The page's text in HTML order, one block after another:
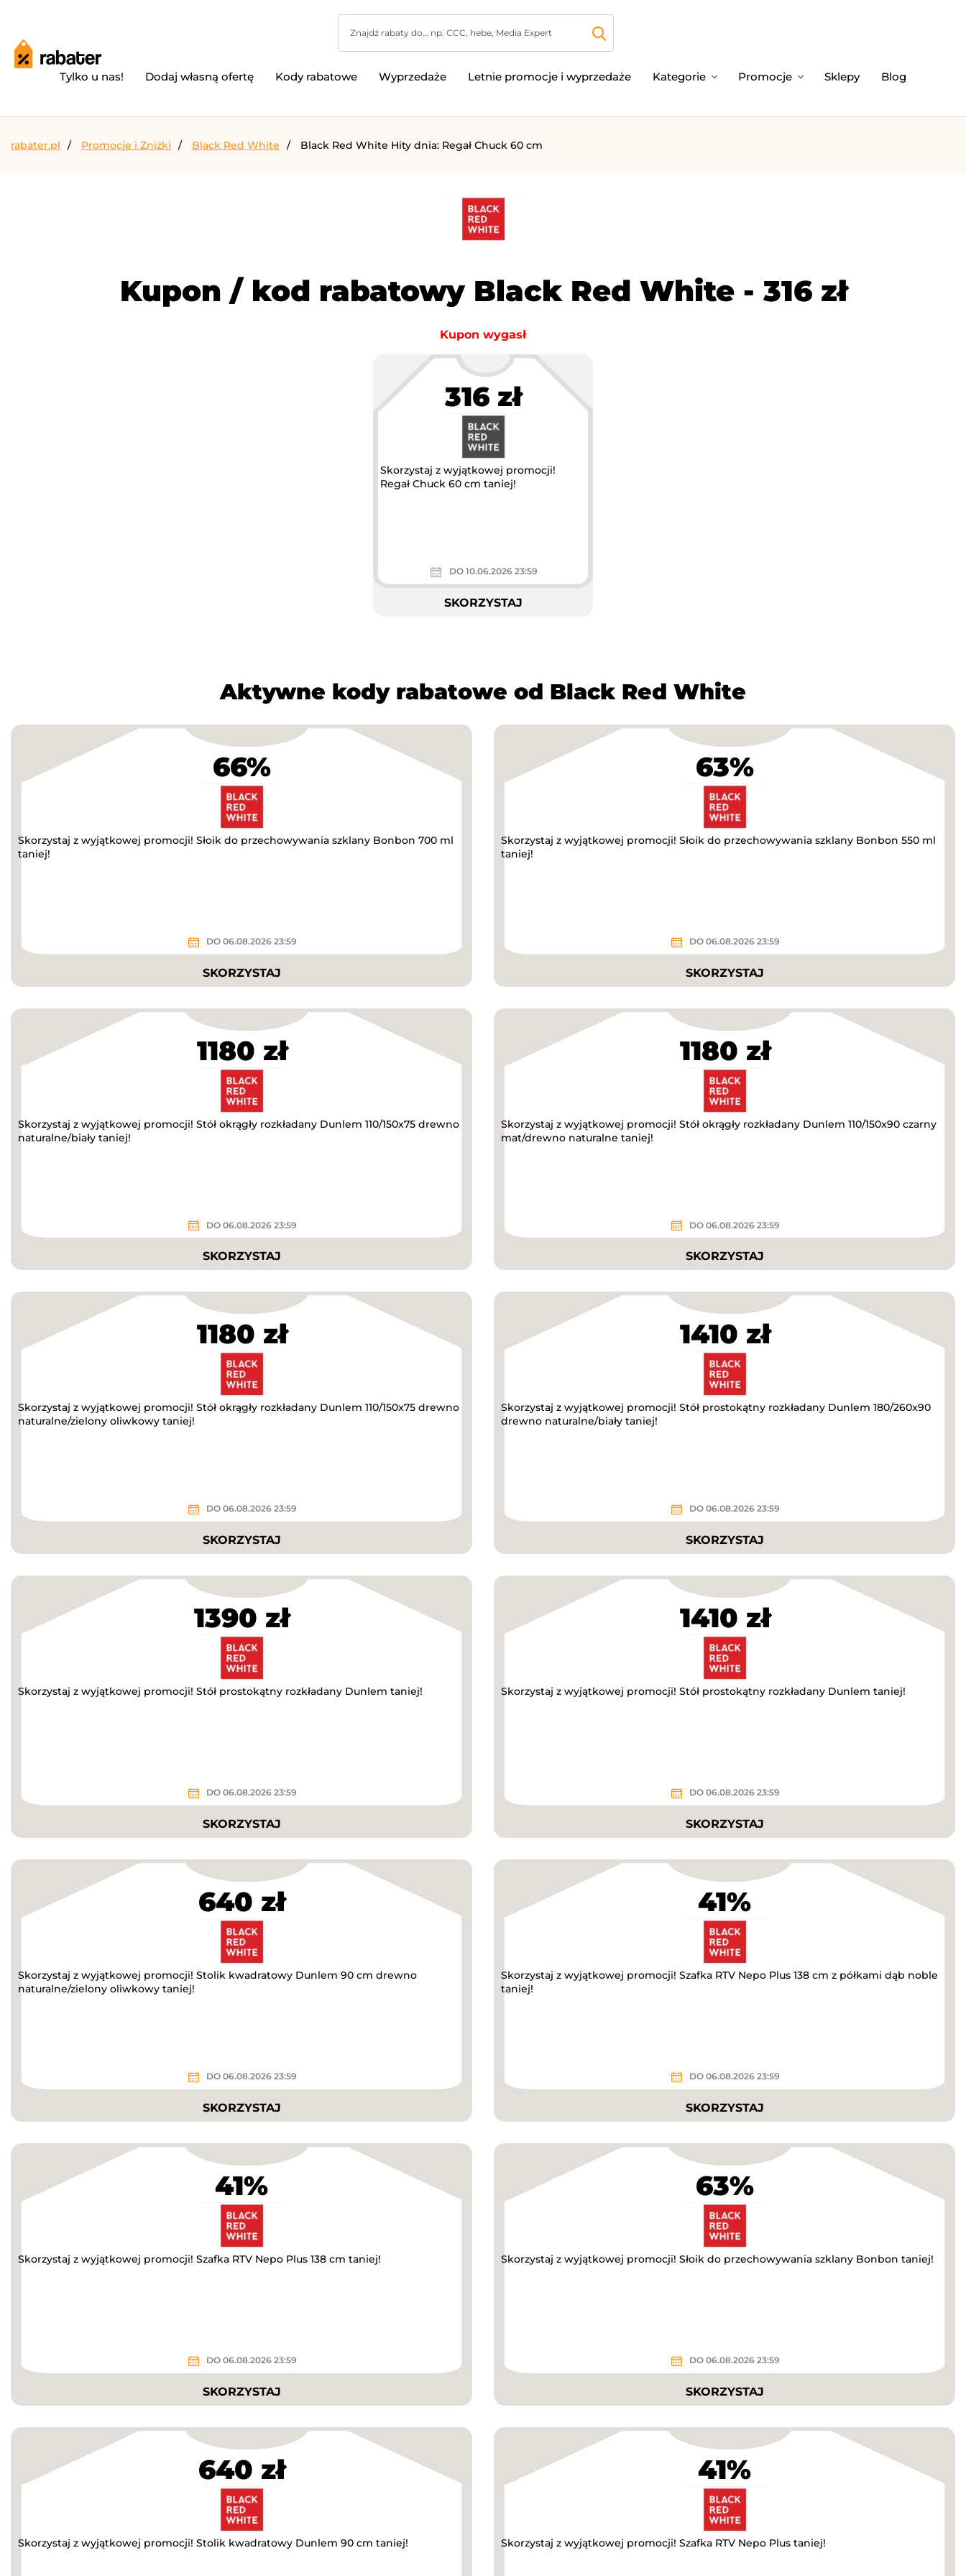
Tylko u nas! Dodaj własną ofertę Kody rabatowe Wyprzedaże Letnie promocje i wyprzedaże Kategorie Promocje Sklepy Blog
rabater.pl Promocje i Zniżki Black Red White Black Red White Hity dnia: Regał Chuck 60 cm
Kupon / kod rabatowy Black Red White - 316 zł
Kupon wygasł
316 zł
Skorzystaj z wyjątkowej promocji!
Regał Chuck 60 cm taniej!
DO 10.06.2026 23:59
SKORZYSTAJ
Aktywne kody rabatowe od Black Red White
66%
Skorzystaj z wyjątkowej promocji! Słoik do przechowywania szklany Bonbon 700 ml
taniej!
DO 06.08.2026 23:59
SKORZYSTAJ
63%
Skorzystaj z wyjątkowej promocji! Słoik do przechowywania szklany Bonbon 550 ml
taniej!
DO 06.08.2026 23:59
SKORZYSTAJ
1180 zł
Skorzystaj z wyjątkowej promocji! Stół okrągły rozkładany Dunlem 110/150x75 drewno
naturalne/biały taniej!
DO 06.08.2026 23:59
SKORZYSTAJ
1180 zł
Skorzystaj z wyjątkowej promocji! Stół okrągły rozkładany Dunlem 110/150x90 czarny
mat/drewno naturalne taniej!
DO 06.08.2026 23:59
SKORZYSTAJ
1180 zł
Skorzystaj z wyjątkowej promocji! Stół okrągły rozkładany Dunlem 110/150x75 drewno
naturalne/zielony oliwkowy taniej!
DO 06.08.2026 23:59
SKORZYSTAJ
1410 zł
Skorzystaj z wyjątkowej promocji! Stół prostokątny rozkładany Dunlem 180/260x90
drewno naturalne/biały taniej!
DO 06.08.2026 23:59
SKORZYSTAJ
1390 zł
Skorzystaj z wyjątkowej promocji! Stół prostokątny rozkładany Dunlem taniej!
DO 06.08.2026 23:59
SKORZYSTAJ
1410 zł
Skorzystaj z wyjątkowej promocji! Stół prostokątny rozkładany Dunlem taniej!
DO 06.08.2026 23:59
SKORZYSTAJ
640 zł
Skorzystaj z wyjątkowej promocji! Stolik kwadratowy Dunlem 90 cm drewno
naturalne/zielony oliwkowy taniej!
DO 06.08.2026 23:59
SKORZYSTAJ
41%
Skorzystaj z wyjątkowej promocji! Szafka RTV Nepo Plus 138 cm z półkami dąb noble
taniej!
DO 06.08.2026 23:59
SKORZYSTAJ
41%
Skorzystaj z wyjątkowej promocji! Szafka RTV Nepo Plus 138 cm taniej!
DO 06.08.2026 23:59
SKORZYSTAJ
63%
Skorzystaj z wyjątkowej promocji! Słoik do przechowywania szklany Bonbon taniej!
DO 06.08.2026 23:59
SKORZYSTAJ
640 zł
Skorzystaj z wyjątkowej promocji! Stolik kwadratowy Dunlem 90 cm taniej!
41%
Skorzystaj z wyjątkowej promocji! Szafka RTV Nepo Plus taniej!